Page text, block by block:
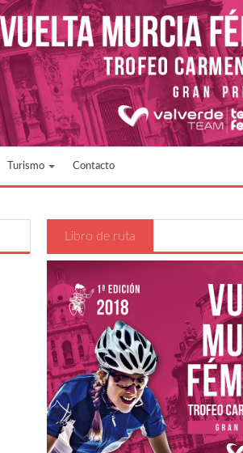
Turismo Contacto
Libro de ruta